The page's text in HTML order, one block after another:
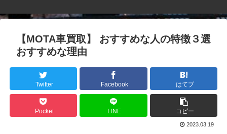
【MOTA車買取】 おすすめな人の特徴３選
おすすめな理由
Twitter Facebook はてブ
Pocket LINE コピー
2023.03.19